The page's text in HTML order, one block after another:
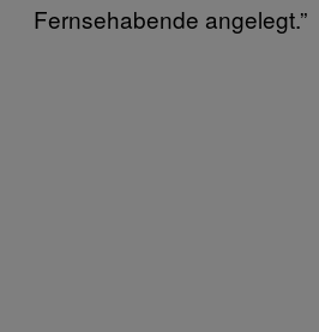
Fernsehabende angelegt.”